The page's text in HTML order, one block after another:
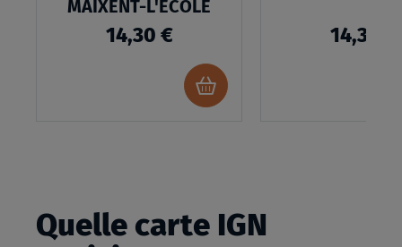
MAIXENT-L'ECOLE
14,30 €
Ajouter
au
14,30 €
Quelle carte IGN